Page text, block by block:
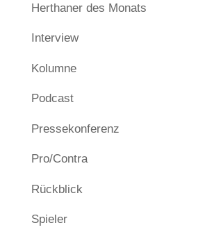
Herthaner des Monats
Interview
Kolumne
Podcast
Pressekonferenz
Pro/Contra
Rückblick
Spieler